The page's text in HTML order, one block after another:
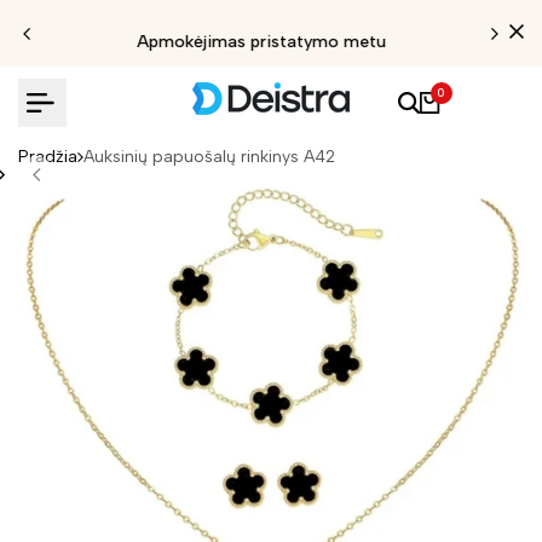
Apmokėjimas pristatymo metu
0
Pradžia Auksinių papuošalų rinkinys A42